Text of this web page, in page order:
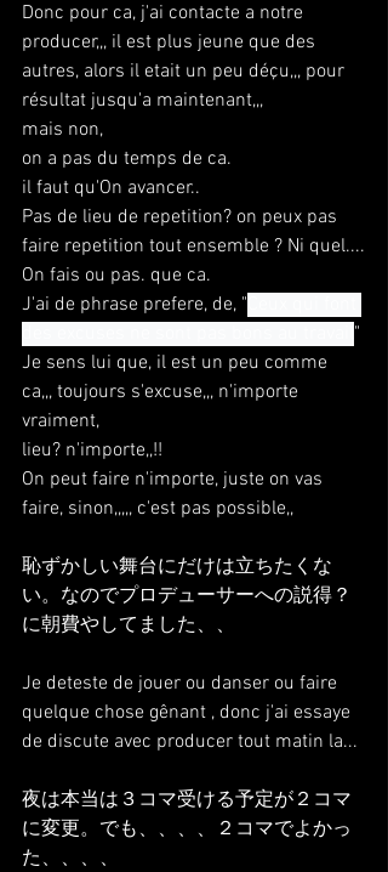
Donc pour ca, j'ai contacte a notre
producer,,, il est plus jeune que des
autres, alors il etait un peu déçu,,, pour
résultat jusqu'a maintenant,,,
mais non,
on a pas du temps de ca.
il faut qu'On avancer..
Pas de lieu de repetition? on peux pas
faire repetition tout ensemble ? Ni quel....
On fais ou pas. que ca.
J'ai de phrase prefere, de, "
"
Je sens lui que, il est un peu comme
ca,,, toujours s'excuse,,, n'importe
vraiment,
lieu? n'importe,,!!
On peut faire n'importe, juste on vas
faire, sinon,,,,, c'est pas possible,,
恥ずかしい舞台にだけは立ちたくな
い。なのでプロデューサーへの説得？
に朝費やしてました、、
Je deteste de jouer ou danser ou faire
quelque chose gênant , donc j'ai essaye
de discute avec producer tout matin la...
夜は本当は３コマ受ける予定が２コマ
に変更。でも、、、、２コマでよかっ
た、、、、